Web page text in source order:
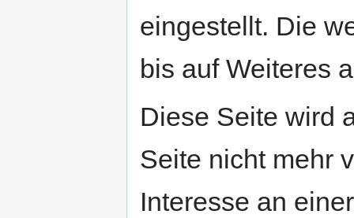
eingestellt. Die
bis auf Weiteres
Diese Seite wird
Seite nicht mehr
Interesse an